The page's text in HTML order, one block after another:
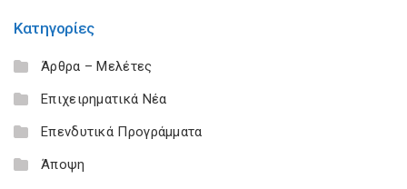
Κατηγορίες
Άρθρα – Μελέτες
Επιχειρηματικά Νέα
Επενδυτικά Προγράμματα
Άποψη